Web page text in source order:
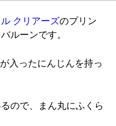
クリアーズのプリン
ルーンです。
入ったにんじんを持っ
ので、まん丸にふくら